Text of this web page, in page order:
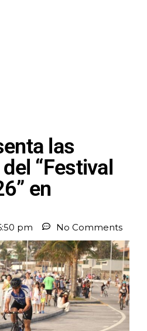
las
“Festival
en
pm No Comments